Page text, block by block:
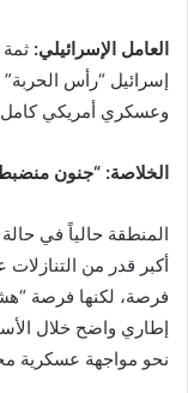
العامل الإسرائيلي:
إسرائيل “رأس
وعسكري أمريكي
الخلاصة: “جنون
المنطقة حالياً في
أكبر قدر من التنازلات
فرصة، لكنها فرصة
إطاري واضح خلال
نحو مواجهة عسكرية